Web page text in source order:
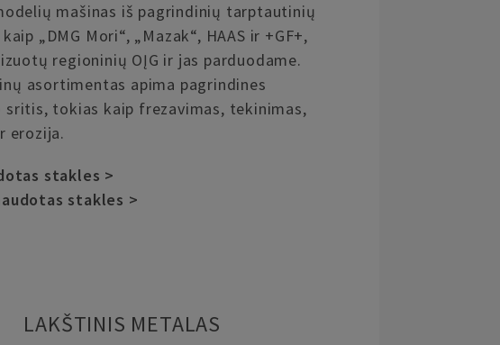
mašinas iš pagrindinių tarptautinių
„DMG Mori“, „Mazak“, HAAS ir +GF+,
regioninių OĮG ir jas parduodame.
asortimentas apima pagrindines
sritis, tokias kaip frezavimas, tekinimas,
erozija.
stakles >
stakles >
LAKŠTINIS METALAS